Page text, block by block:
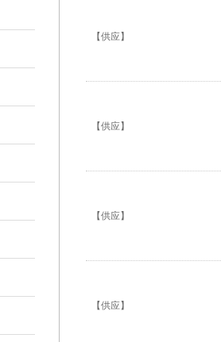
【供应】
【供应】
【供应】
【供应】